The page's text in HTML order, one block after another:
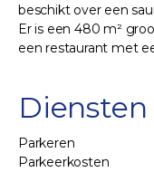
beschikt over een
Er is een 480 m²
een restaurant met
Diensten
Parkeren
Parkeerkosten